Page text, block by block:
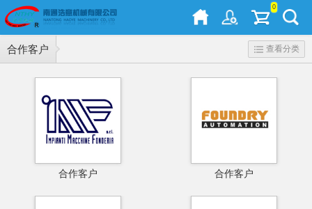
0
合作客户 查看分类
合作客户 合作客户